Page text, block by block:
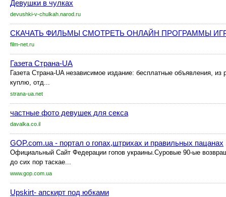
Девушки в чулках
devushki-v-chulkah.narod.ru
СКАЧАТЬ ФИЛЬМЫ СМОТРЕТЬ ОНЛАЙН ПРОГРАММЫ
film-net.ru
Газета Страна-UA
Газета Страна-UA независимое издание: бесплатные объявления, из
куплю, отд...
strana-ua.net
частные фото девушек для секса
davalka.co.il
GOP.com.ua - портал о гопах,штрихах и правильных пацанах
Официальный Сайт Федерации гопов украины.Суровые 90-ые
до сих пор таскае...
www.gop.com.ua
Upskirt- апскирт под юбками